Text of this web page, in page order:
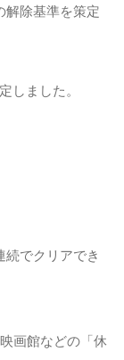
除基準を策定
しました。
でクリアでき
画館などの「休